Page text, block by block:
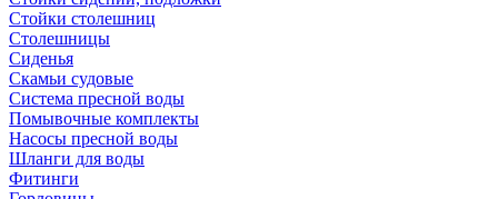
Стойки столешниц
Столешницы
Сиденья
Скамьи судовые
Система пресной воды
Помывочные комплекты
Насосы пресной воды
Шланги для воды
Фитинги